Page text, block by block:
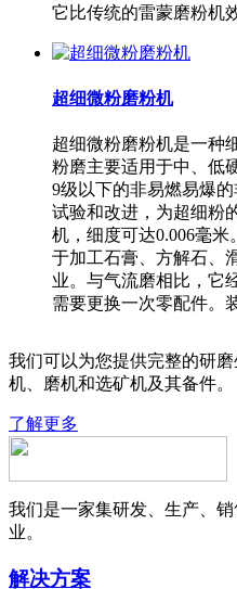
它比传统的雷蒙磨粉机
超细微粉磨粉机
超细微粉磨粉机是一种
粉磨主要适用于中、低
9级以下的非易燃易爆
试验和改进，为超细粉
机，细度可达0.006毫
于加工石膏、方解石、
业。与气流磨相比，它
需要更换一次零配件。
我们可以为您提供完整的研
机、磨机和选矿机及其备件。
了解更多
我们是一家集研发、生产、
业。
解决方案